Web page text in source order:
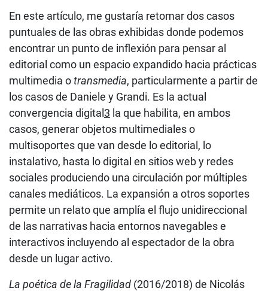
En este artículo, me gustaría retomar dos casos
puntuales de las obras exhibidas donde podemos
encontrar un punto de inflexión para pensar al
editorial como un espacio expandido hacia prácticas
multimedia otransmedia, particularmente a partir de
los casos de Daniele y Grandi. Es la actual
convergencia digital 3 la que habilita, en ambos
casos, generar objetos multimediales o
multisoportes que van desde lo editorial, lo
instalativo, hasta lo digital en sitios web y redes
sociales produciendo una circulación por múltiples
canales mediáticos. La expansión a otros soportes
permite un relato que amplía el flujo unidireccional
de las narrativas hacia entornos navegables e
interactivos incluyendo al espectador de la obra
desde un lugar activo.
La poética de la Fragilidad (2016/2018) de Nicolás